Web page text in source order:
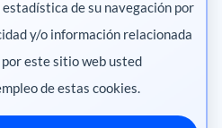
de su navegación por
y/o información relacionada
este sitio web usted
de estas cookies.